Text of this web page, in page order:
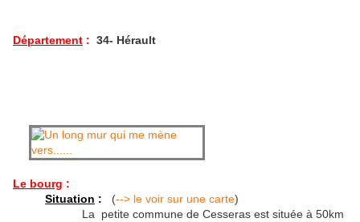
Département : 34- Hérault
Le bourg :
Situation : (--> le voir sur une carte)
La petite commune de Cesseras est située à 50km